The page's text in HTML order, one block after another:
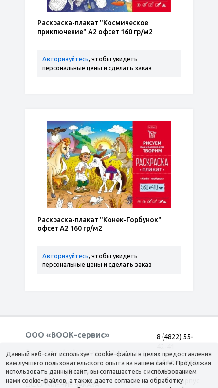
Раскраска-плакат "Космическое
приключение" А2 офсет 160 гр/м2
Авторизуйтесь, чтобы увидеть
персональные цены и сделать заказ
Раскраска-плакат "Конек-Горбунок"
офсет А2 160 гр/м2
Авторизуйтесь, чтобы увидеть
персональные цены и сделать заказ
ООО «ВООК-сервис»
Согласие на обработку персональных данных
КАТАЛОГ
ДОСТАВКА
ОФОРМЛЕНИЕ ЗАКАЗА
8 (4822) 55-
г. Тверь, наб.
А. Никитина,
д. 144 корпус
Данный веб-сайт использует cookie-файлы в целях предоставления
вам лучшего пользовательского опыта на нашем сайте. Продолжая
использовать данный сайт, вы соглашаетесь с использованием
нами cookie-файлов, а также даете согласие на обработку